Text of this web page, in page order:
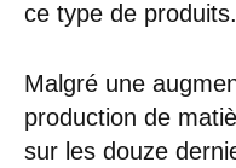
ce type de produits.
Malgré une
production de
sur les douze